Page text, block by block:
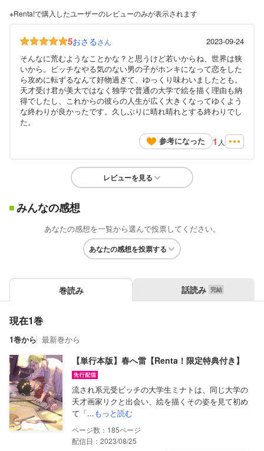
※Renta!で購入したユーザーのレビューのみが表示されます
5おさるさん
2023-09-24
そんなに荒むようなことかな？と思うけど若いからね、世界は狭
いから。ビッチなやる気のない男の子がホンキになって恋をした
ら攻めに転ずるなんて好物過ぎて、ゆっくり味わいましたとも。
天才受け君が美大ではなく独学で普通の大学で絵を描く理由も納
得でしたし、これからの彼らの人生が広く大きくなってゆくよう
な終わりが良かったです。久しぶりに晴れ晴れとする終わりでし
た。
参考になった
1 人
レビューを見る
みんなの感想
あなたの感想を一覧から選んで投票してください。
あなたの感想を投票する
巻読み 話読み
現在1巻
1巻から 最新巻から
【単行本版】春へ雷【Renta！限定特典付き】
流され系元受ビッチの大学生ミナトは、同じ大学の
天才画家リクと出会い、絵を描くその姿を見て初め
て「...もっと読む
185
配信日：2023/08/25